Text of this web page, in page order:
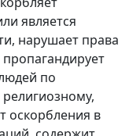
является
нарушает права
по
оскорбления в